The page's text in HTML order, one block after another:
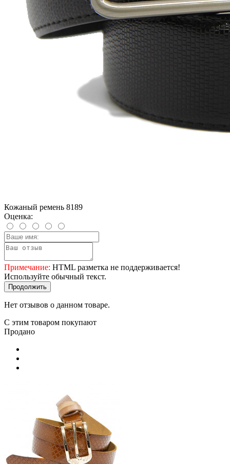
Кожаный ремень 8189
Оценка:
Примечание: HTML разметка не поддерживается!
Используйте обычный текст.
Продолжить
Нет отзывов о данном товаре.
С этим товаром покупают
Продано